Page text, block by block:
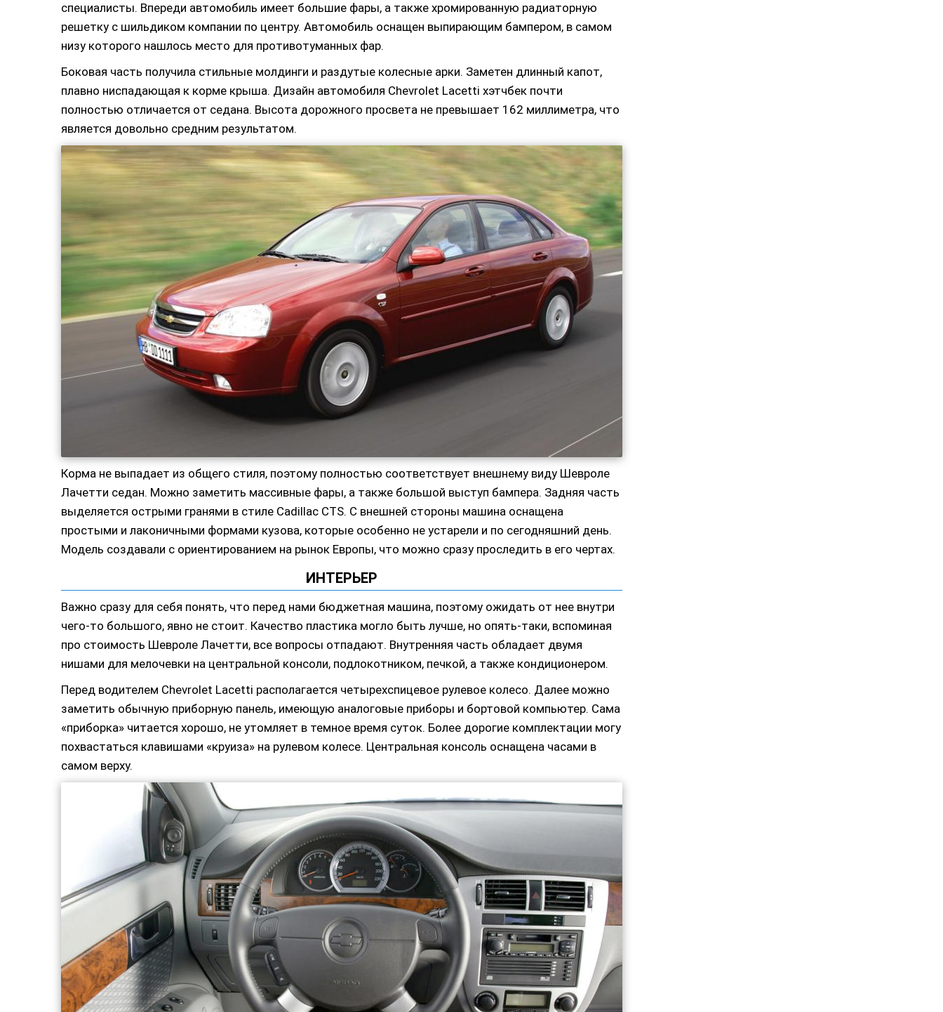
специалисты. Впереди автомобиль имеет большие фары, а также хромированную радиаторную
решетку с шильдиком компании по центру. Автомобиль оснащен выпирающим бампером, в самом
низу которого нашлось место для противотуманных фар.
Боковая часть получила стильные молдинги и раздутые колесные арки. Заметен длинный капот,
плавно ниспадающая к корме крыша. Дизайн автомобиля Chevrolet Lacetti хэтчбек почти
полностью отличается от седана. Высота дорожного просвета не превышает 162 миллиметра, что
является довольно средним результатом.
Корма не выпадает из общего стиля, поэтому полностью соответствует внешнему виду Шевроле
Лачетти седан. Можно заметить массивные фары, а также большой выступ бампера. Задняя часть
выделяется острыми гранями в стиле Cadillac CTS. С внешней стороны машина оснащена
простыми и лаконичными формами кузова, которые особенно не устарели и по сегодняшний день.
Модель создавали с ориентированием на рынок Европы, что можно сразу проследить в его чертах.
ИНТЕРЬЕР
Важно сразу для себя понять, что перед нами бюджетная машина, поэтому ожидать от нее внутри
чего-то большого, явно не стоит. Качество пластика могло быть лучше, но опять-таки, вспоминая
про стоимость Шевроле Лачетти, все вопросы отпадают. Внутренняя часть обладает двумя
нишами для мелочевки на центральной консоли, подлокотником, печкой, а также кондиционером.
Перед водителем Chevrolet Lacetti располагается четырехспицевое рулевое колесо. Далее можно
заметить обычную приборную панель, имеющую аналоговые приборы и бортовой компьютер. Сама
«приборка» читается хорошо, не утомляет в темное время суток. Более дорогие комплектации могу
похвастаться клавишами «круиза» на рулевом колесе. Центральная консоль оснащена часами в
самом верху.